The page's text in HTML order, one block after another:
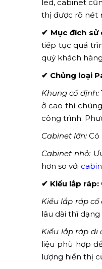
led, cabinet
thị được rõ nét
✔ Mục đích sử
tiếp tục quá
quý khách
✔ Chủng loại
Khung cố định:
ở cao thì
công trình.
Cabinet lớn: Có
Cabinet nhỏ:
hơn so với
✔ Kiểu lắp ráp:
Kiểu lắp ráp cố
lâu dài thì dạng
Kiểu lắp ráp di
liệu phù hợp
lượng hiển thị